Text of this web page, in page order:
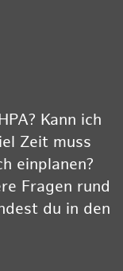
Kann ich
Zeit muss
einplanen?
Fragen rund
du in den